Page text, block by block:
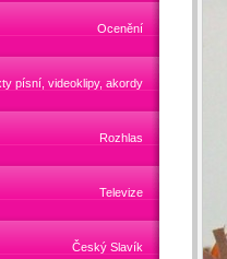
Ocenění
písní, videoklipy, akordy
Rozhlas
Televize
Český Slavík